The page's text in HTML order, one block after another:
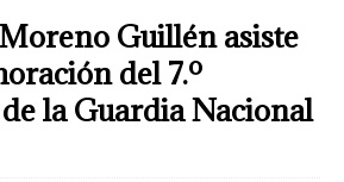
Guillén asiste
del 7.º
la Guardia Nacional